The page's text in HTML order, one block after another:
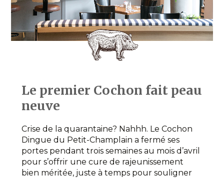
Le premier Cochon fait peau
neuve
Crise de la quarantaine? Nahhh. Le Cochon
Dingue du Petit-Champlain a fermé ses
portes pendant trois semaines au mois d’avril
pour s’offrir une cure de rajeunissement
bien méritée, juste à temps pour souligner